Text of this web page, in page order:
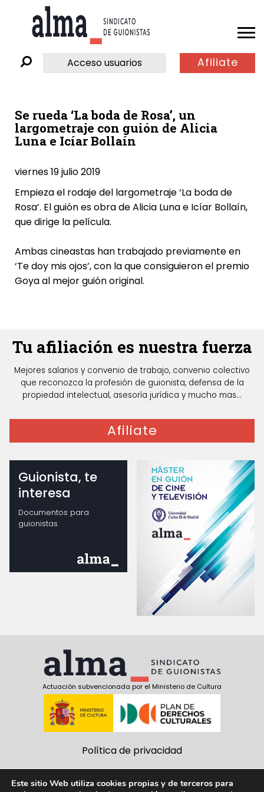
Acceso usuarios Afiliate
Se rueda ‘La boda de Rosa’, un
largometraje con guión de Alicia
Luna e Icíar Bollaín
viernes 19 julio 2019
Empieza el rodaje del largometraje ‘La boda de
Rosa’. El guión es obra deAlicia Lunae Icíar Bollaín,
que dirige la película.
Ambas cineastas han trabajado previamente en
‘Te doy mis ojos’, con la que consiguieron el premio
Goya al mejor guión original.
Tu afiliación es nuestra fuerza
Mejores salarios y convenio de trabajo, convenio colectivo
que reconozca la profesión de guionista, defensa de la
propiedad intelectual, asesoría jurídica y mucho mas...
Afiliate
Guionista, te
interesa
Documentos para
guionistas
Actuación subvencionada por el Ministerio de Cultura
Política de privacidad
Este sitio Web utiliza cookies propias y de terceros para